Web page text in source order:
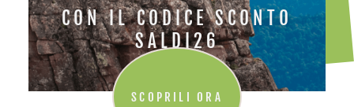
CON IL CODICE SCONTO
SALDI26
SCOPRILI ORA